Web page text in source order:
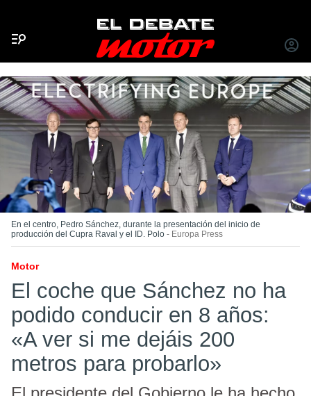
INICIAR
En el centro, Pedro Sánchez, durante la presentación del inicio de
producción del Cupra Raval y el ID. Polo
Europa Press
Motor
El coche que Sánchez no ha
podido conducir en 8 años:
«A ver si me dejáis 200
metros para probarlo»